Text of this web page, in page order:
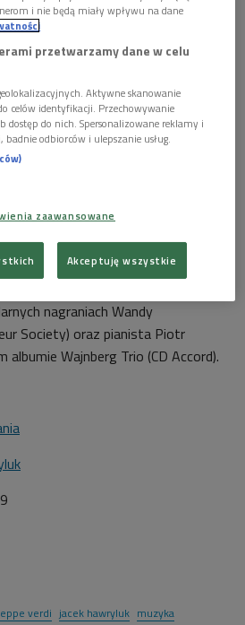
Fabio Biondi. Okładka płyty
Laskowski o nowej interpretacji
nagraniach Wandy
Society) oraz pianista Piotr
albumie Wajnberg Trio (CD Accord).
verdi jacek hawryluk muzyka
i nie będą miały wpływu na dane
przetwarzamy dane w celu
Aktywne skanowanie
celów identyfikacji. Przechowywanie
do nich. Spersonalizowane reklamy i
odbiorców i ulepszanie usług.
zaawansowane
Akceptuję wszystkie